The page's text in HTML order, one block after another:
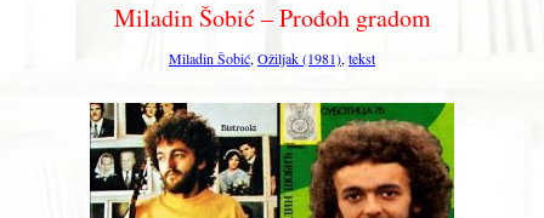
Miladin Šobić – Prođoh gradom
Miladin Šobić, Ožiljak (1981), tekst